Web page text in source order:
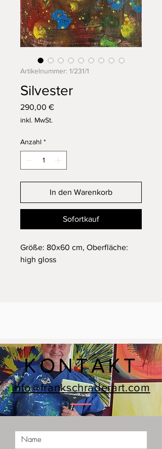
Artikelnummer: 1/231/1
Silvester
290,00 €Preis
inkl. MwSt.
Anzahl *
In den Warenkorb
Sofortkauf
Größe: 80x60 cm, Oberfläche:
high gloss
KONTAKT
info@frankschraderart.com